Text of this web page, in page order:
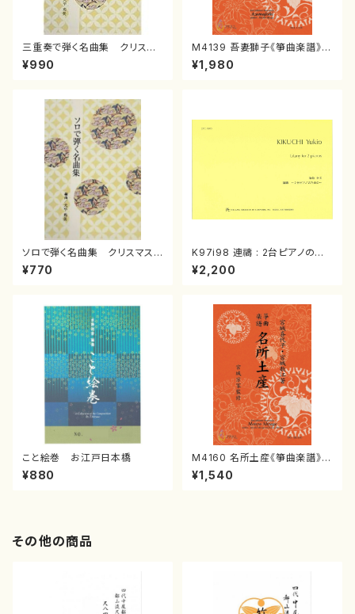
三重奏で弾く名曲集 クリスマ
スメドレー( 箏2/大平光美 編
曲/楽譜）
¥990
M4139 吾妻獅子《箏曲楽譜》
（箏/宮城道雄著・宮城宗家監修/
箏曲古典楽譜）
¥1,980
ソロで弾く名曲集 クリスマス・
イブ／恋人がサンタクロース(
箏独奏 /大平光美 編曲/楽
¥770
K97i98 連禱 : 2台ピアノのた
めの（2 Pianos / 菊池 幸夫 /
楽譜）
¥2,200
こと絵巻 お江戸日本橋
¥880
M4160 名所土産《箏曲楽譜》
（箏/宮城喜代子・宮城数江著・
宮城宗家監修/箏曲古典楽譜）
¥1,540
その他の商品